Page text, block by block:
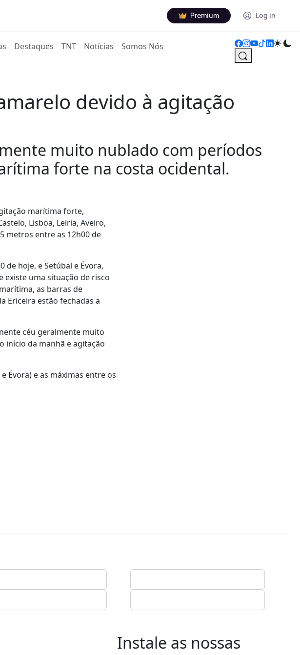
Premium Log in
Destaques TNT Notícias Somos Nós
devido à agitação
muito nublado com períodos
forte na costa ocidental.
marítima forte,
Lisboa, Leiria, Aveiro,
metros entre as 12h00 de
hoje, e Setúbal e Évora,
existe uma situação de risco
as barras de
Ericeira estão fechadas a
céu geralmente muito
início da manhã e agitação
Évora) e as máximas entre os
Instale as nossas